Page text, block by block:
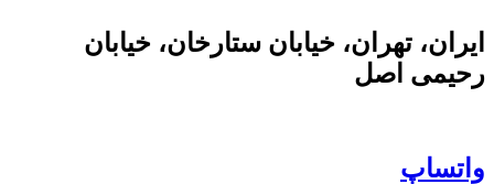
ایران، تهران، خیابان ستارخان، خیابان
رحیمی اصل
واتساپ